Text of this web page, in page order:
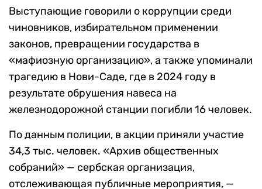
Выступающие говорили о коррупции среди
чиновников, избирательном применении
законов, превращении государства в
«мафиозную организацию», а также упоминали
трагедию в Нови-Саде, где в 2024 году в
результате обрушения навеса на
железнодорожной станции погибли 16 человек.
По данным полиции, в акции приняли участие
34,3 тыс. человек. «Архив общественных
собраний» — сербская организация,
отслеживающая публичные мероприятия, —